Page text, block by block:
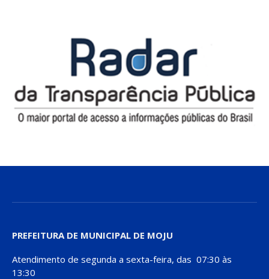
PREFEITURA DE MUNICIPAL DE MOJU
Atendimento de segunda a sexta-feira, das 07:30 às
13:30